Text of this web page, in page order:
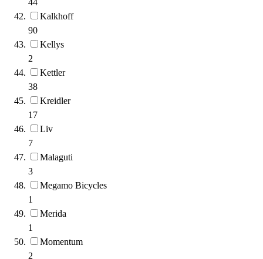
Kalkhoff
90
Kellys
2
Kettler
38
Kreidler
17
Liv
7
Malaguti
3
Megamo Bicycles
1
Merida
1
Momentum
2